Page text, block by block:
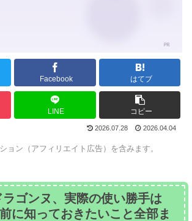
Facebook はてブ
LINE コピー
2026.07.28 2026.04.04
ョン（アフィリエイト広告）を含みます。
ゴンヌ、実際の使い勝手は
に知っておきたいこと全部ま